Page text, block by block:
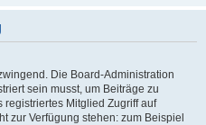
Die Board-Administration
sein musst, um Beiträge zu
registriertes Mitglied Zugriff auf
zur Verfügung stehen: zum Beispiel